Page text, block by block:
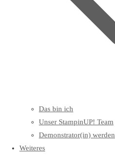
Das bin ich
Unser StampinUP! Team
Demonstrator(in) werden
Weiteres